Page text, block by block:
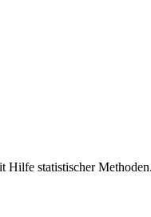
statistischer